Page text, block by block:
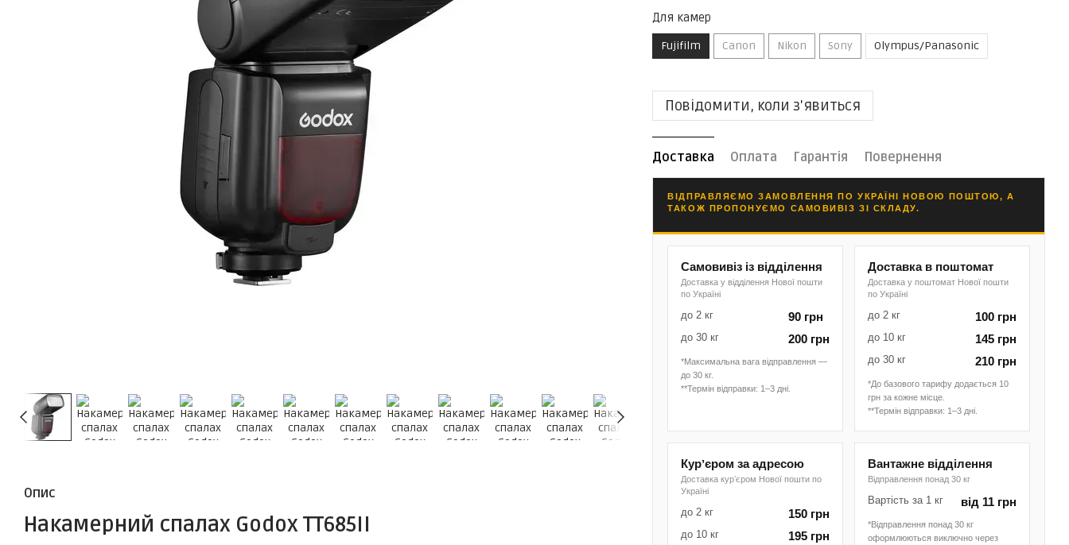
Опис
Накамерний спалах Godox TT685II
Для камер
Fujifilm Canon Nikon Sony Olympus/Panasonic
Повідомити, коли з'явиться
Доставка Оплата Гарантія Повернення
ВІДПРАВЛЯЄМО ЗАМОВЛЕННЯ ПО УКРАЇНІ НОВОЮ ПОШТОЮ, А
ТАКОЖ ПРОПОНУЄМО САМОВИВІЗ ЗІ СКЛАДУ.
Самовивіз із відділення
Доставка у відділення Нової пошти
по Україні
до 2 кг 90 грн
до 30 кг 200 грн
*Максимальна вага відправлення —
до 30 кг.
**Термін відправки: 1–3 дні.
Доставка в поштомат
Доставка у поштомат Нової пошти
по Україні
до 2 кг 100 грн
до 10 кг 145 грн
до 30 кг 210 грн
*До базового тарифу додається 10
грн за кожне місце.
**Термін відправки: 1–3 дні.
Курʼєром за адресою
Доставка курʼєром Нової пошти по
Україні
до 2 кг 150 грн
до 10 кг 195 грн
Вантажне відділення
Відправлення понад 30 кг
Вартість за 1 кг від 11 грн
*Відправлення понад 30 кг
оформлюються виключно через